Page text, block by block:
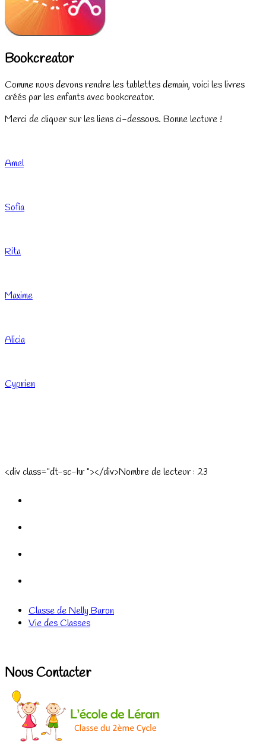
Bookcreator
Comme nous devons rendre les tablettes demain, voici les livres
créés par les enfants avec bookcreator.
Merci de cliquer sur les liens ci-dessous. Bonne lecture !
Amel
Sofia
Rita
Maxime
Alicia
Cyprien
<div class="dt-sc-hr "></div>Nombre de lecteur : 23
Classe de Nelly Baron
Vie des Classes
Nous Contacter